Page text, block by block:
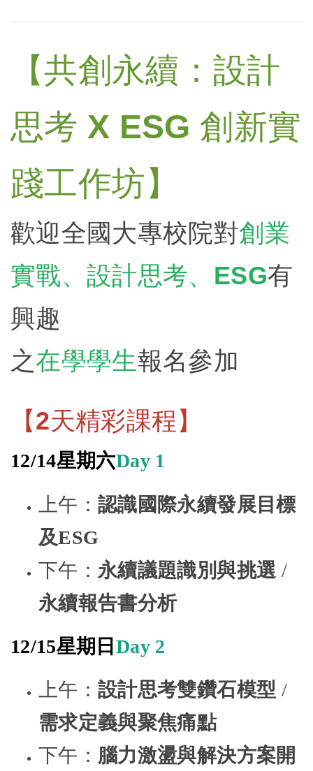
【共創永續：設計
思考 X ESG 創新實
踐工作坊】
歡迎全國大專校院對創業
實戰、設計思考、ESG有
興趣
之在學學生報名參加
【2天精彩課程】
12/14星期六Day 1
上午：認識國際永續發展目標
及ESG
下午： 永續議題識別與挑選 /
永續報告書分析
12/15星期日 Day 2
上午：設計思考雙鑽石模型 /
需求定義與聚焦痛點
下午： 腦力激盪與解決方案開